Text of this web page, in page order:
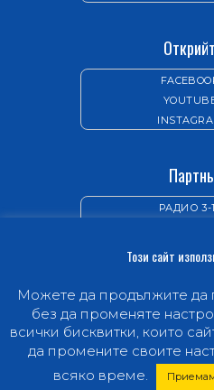
РАДИО 3-
© 1997-2026 Hope
която ще промени
Този сайт
Можете да продължите да
без да променяте
всички бисквитки, които
да промените своите
всяко време.